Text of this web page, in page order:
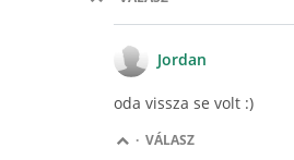
Jordan
oda vissza se volt :)
· VÁLASZ